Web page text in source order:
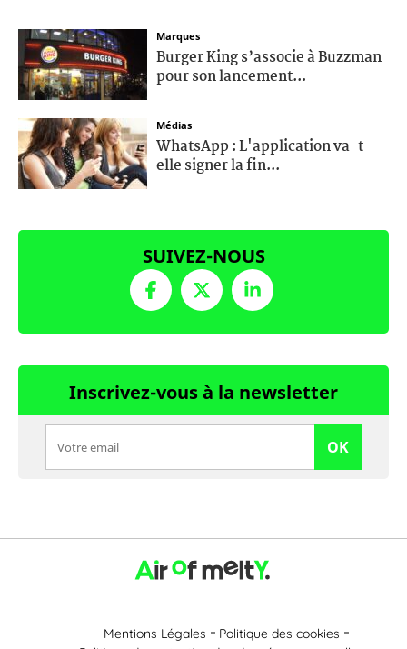
Marques
Burger King s’associe à Buzzman
pour son lancement...
Médias
WhatsApp : L'application va-t-
elle signer la fin...
SUIVEZ-NOUS
Inscrivez-vous à la newsletter
OK
Mentions Légales
Politique des cookies